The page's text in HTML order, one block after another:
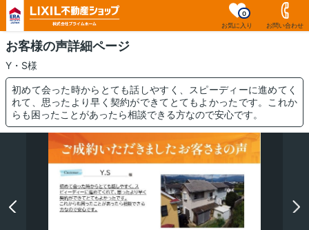
お気に入り
0
お問い合わせ
お客様の声詳細ページ
Y・S様
初めて会った時からとても話しやすく、スピーディーに進めてく
れて、思ったより早く契約ができてとてもよかったです。これか
らも困ったことがあったら相談できる方なので安心です。